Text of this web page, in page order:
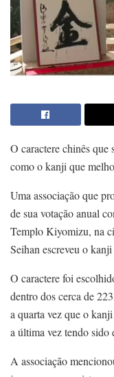
O caractere chinês
como o kanji que
Uma associação que
de sua votação anual
Templo Kiyomizu, na
Seihan escreveu o
O caractere foi
dentro dos cerca de
a quarta vez que o
a última vez tendo sido
A associação